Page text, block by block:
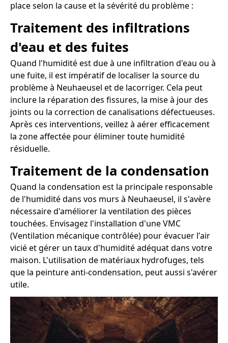
place selon la cause et la sévérité du problème :
Traitement des infiltrations
d'eau et des fuites
Quand l'humidité est due à une infiltration d'eau ou à
une fuite, il est impératif de localiser la source du
problème à Neuhaeusel et de lacorriger. Cela peut
inclure la réparation des fissures, la mise à jour des
joints ou la correction de canalisations défectueuses.
Après ces interventions, veillez à aérer efficacement
la zone affectée pour éliminer toute humidité
résiduelle.
Traitement de la condensation
Quand la condensation est la principale responsable
de l'humidité dans vos murs à Neuhaeusel, il s'avère
nécessaire d'améliorer la ventilation des pièces
touchées. Envisagez l'installation d'une VMC
(Ventilation mécanique contrôlée) pour évacuer l'air
vicié et gérer un taux d'humidité adéquat dans votre
maison. L'utilisation de matériaux hydrofuges, tels
que la peinture anti-condensation, peut aussi s'avérer
utile.